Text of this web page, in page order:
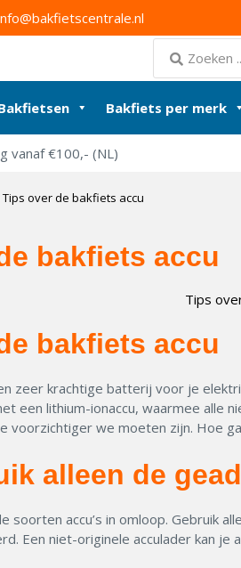
Bakfiets per merk
vanaf €100,- (NL)
Tips over de bakfiets accu
bakfiets accu
bakfiets accu
zeer krachtige batterij voor je
een lithium-ionaccu, waarmee alle
voorzichtiger we moeten zijn. Hoe
alleen de
soorten accu’s in omloop. Gebruik
Een niet-originele acculader kan je